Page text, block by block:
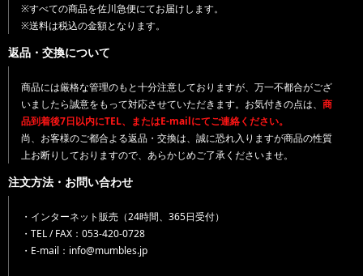
※すべての商品を佐川急便にてお届けします。
※送料は税込の金額となります。
返品・交換について
商品には厳格な管理のもと十分注意しておりますが、万一不都合がござ
いましたら誠意をもって対応させていただきます。お気付きの点は、 商
品到着後7日以内にTEL、またはE-mailにてご連絡ください。
尚、お客様のご都合よる返品・交換は、誠に恐れ入りますが商品の性質
上お断りしておりますので、あらかじめご了承くださいませ。
注文方法・お問い合わせ
・インターネット販売（24時間、365日受付）
・TEL / FAX：053-420-0728
・E-mail：info@mumbles.jp